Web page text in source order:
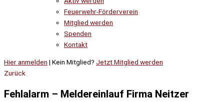
Feuerwehr-Förderverein
Mitglied werden
Spenden
Kontakt
Hier anmelden | Kein Mitglied? Jetzt Mitglied werden
Zurück
Fehlalarm – Meldereinlauf Firma Neitzer